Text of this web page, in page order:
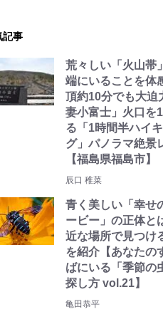
記事
荒々しい「火山帯
端にいることを体
頂約10分でも大迫
妻小富士」火口を
る「1時間半ハイ
グ」パノラマ絶景
【福島県福島市】
辰口 稚菜
青く美しい「幸せ
ービー」の正体と
近な場所で見つけ
を紹介【あなたの
ばにいる「季節の
探し方 vol.21】
亀田恭平